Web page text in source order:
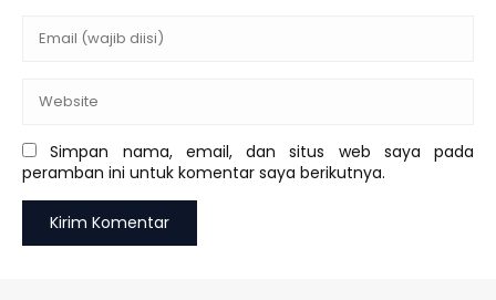
Simpan nama, email, dan situs web saya pada
peramban ini untuk komentar saya berikutnya.